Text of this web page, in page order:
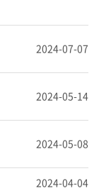
2024-07-07
2024-05-14
2024-05-08
2024-04-04